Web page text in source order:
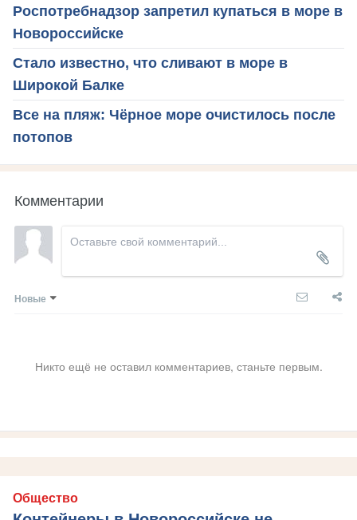
Роспотребнадзор запретил купаться в море в
Новороссийске
Стало известно, что сливают в море в
Широкой Балке
Все на пляж: Чёрное море очистилось после
потопов
Комментарии
Новые
Никто ещё не оставил комментариев, станьте первым.
Общество